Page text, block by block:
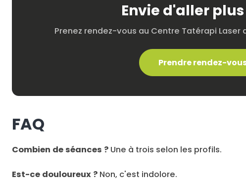
Envie d'aller plus
Prenez rendez-vous au Centre Tatérapi Laser
Prendre rendez-
FAQ
Combien de séances ? Une à trois selon les profils.
Est-ce douloureux ? Non, c'est indolore.